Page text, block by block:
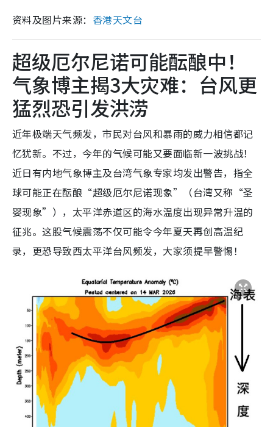
资料及图片来源： 香港天文台
超级厄尔尼诺可能酝酿中！
气象博主揭3大灾难：台风更
猛烈恐引发洪涝
近年极端天气频发，市民对台风和暴雨的威力相信都记
忆犹新。不过，今年的气候可能又要面临新一波挑战！
近日有内地气象博主及台湾气象专家均发出警告，指全
球可能正在酝酿“超级厄尔尼诺现象”（台湾又称“圣
婴现象”），太平洋赤道区的海水温度出现异常升温的
征兆。这股气候震荡不仅可能令今年夏天再创高温纪
录，更恐导致西太平洋台风频发，大家须提早警惕！